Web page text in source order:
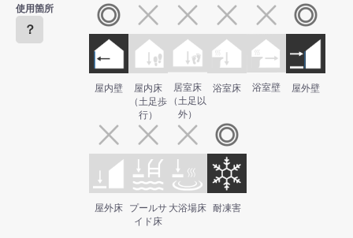
使用箇所
？
屋内壁
屋内床
（土足歩
行）
居室床
（土足以
外）
浴室床 浴室壁 屋外壁
屋外床
プールサ
イド床
大浴場床 耐凍害